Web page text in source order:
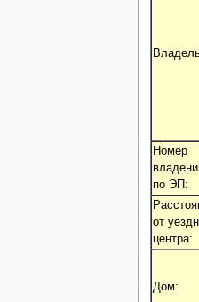
Номер
по ЭП:
от
центра:
Дом: